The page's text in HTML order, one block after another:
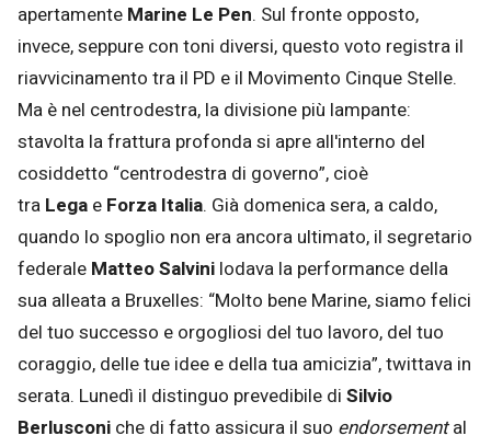
apertamente Marine Le Pen. Sul fronte opposto,
invece, seppure con toni diversi, questo voto registra il
riavvicinamento tra il PD e il Movimento Cinque Stelle.
Ma è nel centrodestra, la divisione più lampante:
stavolta la frattura profonda si apre all'interno del
cosiddetto “centrodestra di governo”, cioè
tra Lega e Forza Italia. Già domenica sera, a caldo,
quando lo spoglio non era ancora ultimato, il segretario
federale Matteo Salvini lodava la performance della
sua alleata a Bruxelles: “Molto bene Marine, siamo felici
del tuo successo e orgogliosi del tuo lavoro, del tuo
coraggio, delle tue idee e della tua amicizia”, twittava in
serata. Lunedì il distinguo prevedibile di Silvio
Berlusconi che di fatto assicura il suo endorsemental